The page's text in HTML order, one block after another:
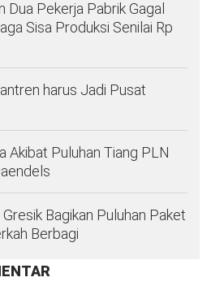
Dua Pekerja Pabrik Gagal
Sisa Produksi Senilai Rp
harus Jadi Pusat
Akibat Puluhan Tiang PLN
Bagikan Puluhan Paket
Berbagi